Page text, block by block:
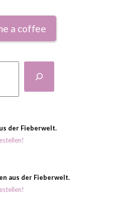
a coffee
der Fieberwelt.
aus der Fieberwelt.